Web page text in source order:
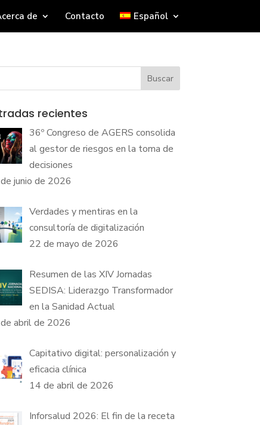
de Contacto Español
Buscar
recientes
36º Congreso de AGERS consolida
al gestor de riesgos en la toma de
decisiones
junio de 2026
Verdades y mentiras en la
consultoría de digitalización
22 de mayo de 2026
Resumen de las XIV Jornadas
SEDISA: Liderazgo Transformador
en la Sanidad Actual
abril de 2026
Capitativo digital: personalización y
eficacia clínica
14 de abril de 2026
Inforsalud 2026: El fin de la receta